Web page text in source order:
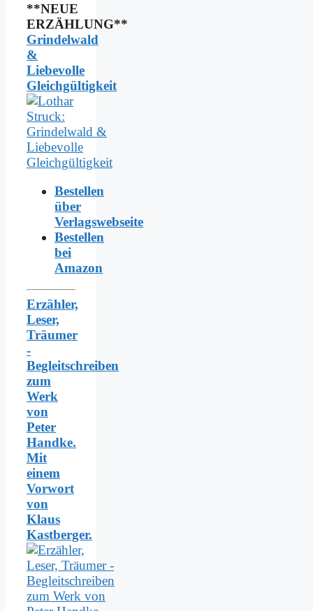
**NEUE
ERZÄHLUNG**
Grindelwald
&
Liebevolle
Gleichgültigkeit
Bestellen
über
Verlagswebseite
Bestellen
bei
Amazon
Erzähler,
Leser,
Träumer
-
Begleitschreiben
zum
Werk
von
Peter
Handke.
Mit
einem
Vorwort
von
Klaus
Kastberger.